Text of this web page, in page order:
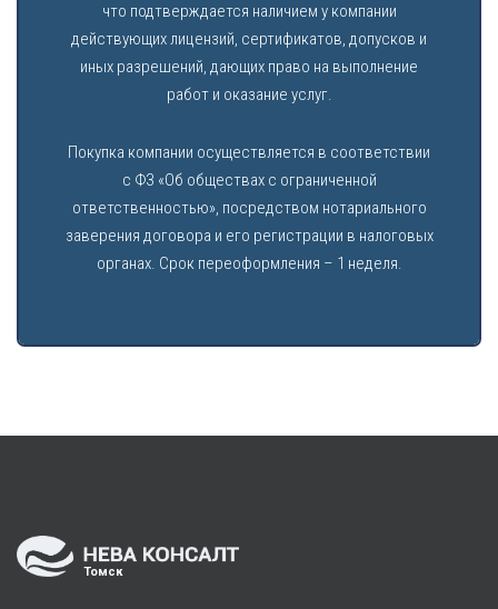
что подтверждается наличием у компании
действующих лицензий, сертификатов, допусков и
иных разрешений, дающих право на выполнение
работ и оказание услуг.
Покупка компании осуществляется в соответствии
с ФЗ «Об обществах с ограниченной
ответственностью», посредством нотариального
заверения договора и его регистрации в налоговых
органах. Срок переоформления – 1 неделя.
Томск